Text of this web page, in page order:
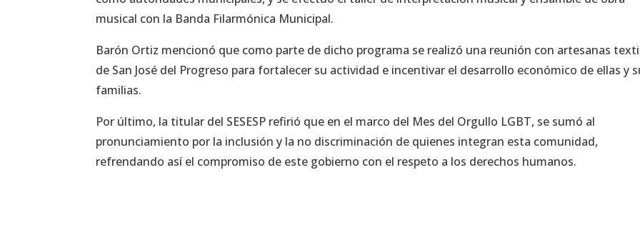
musical con la Banda Filarmónica Municipal.
Barón Ortiz mencionó que como parte de dicho programa se realizó una reunión con artesanas
de San José del Progreso para fortalecer su actividad e incentivar el desarrollo económico de ellas y
familias.
Por último, la titular del SESESP refirió que en el marco del Mes del Orgullo LGBT, se sumó al
pronunciamiento por la inclusión y la no discriminación de quienes integran esta comunidad,
refrendando así el compromiso de este gobierno con el respeto a los derechos humanos.